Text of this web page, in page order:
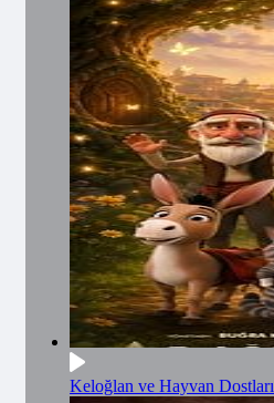
Keloğlan ve Hayvan Dostları